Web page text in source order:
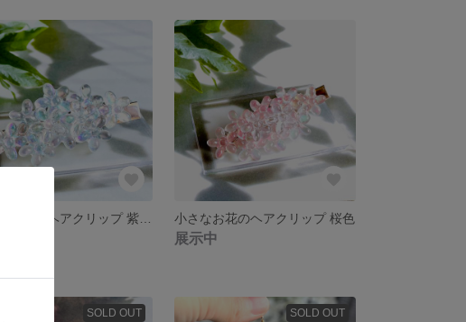
小さなお花のヘアクリップ 桜色
展示中
SOLD OUT SOLD OUT